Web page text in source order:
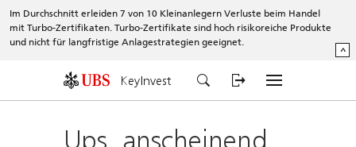
Im Durchschnitt erleiden 7 von 10 Kleinanlegern Verluste beim Handel
mit Turbo-Zertifikaten. Turbo-Zertifikate sind hoch risikoreiche Produkte
und nicht für langfristige Anlagestrategien geeignet.
^
KeyInvest
Ups, anscheinend